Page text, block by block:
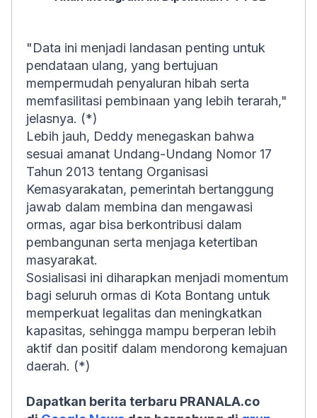
"Data ini menjadi landasan penting untuk
pendataan ulang, yang bertujuan
mempermudah penyaluran hibah serta
memfasilitasi pembinaan yang lebih terarah,"
jelasnya. (*)
Lebih jauh, Deddy menegaskan bahwa
sesuai amanat Undang-Undang Nomor 17
Tahun 2013 tentang Organisasi
Kemasyarakatan, pemerintah bertanggung
jawab dalam membina dan mengawasi
ormas, agar bisa berkontribusi dalam
pembangunan serta menjaga ketertiban
masyarakat.
Sosialisasi ini diharapkan menjadi momentum
bagi seluruh ormas di Kota Bontang untuk
memperkuat legalitas dan meningkatkan
kapasitas, sehingga mampu berperan lebih
aktif dan positif dalam mendorong kemajuan
daerah. (*)
Dapatkan berita terbaru PRANALA.co